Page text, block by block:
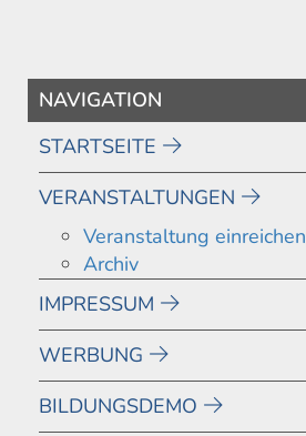
NAVIGATION
STARTSEITE
VERANSTALTUNGEN
Veranstaltung einreichen
Archiv
IMPRESSUM
WERBUNG
BILDUNGSDEMO